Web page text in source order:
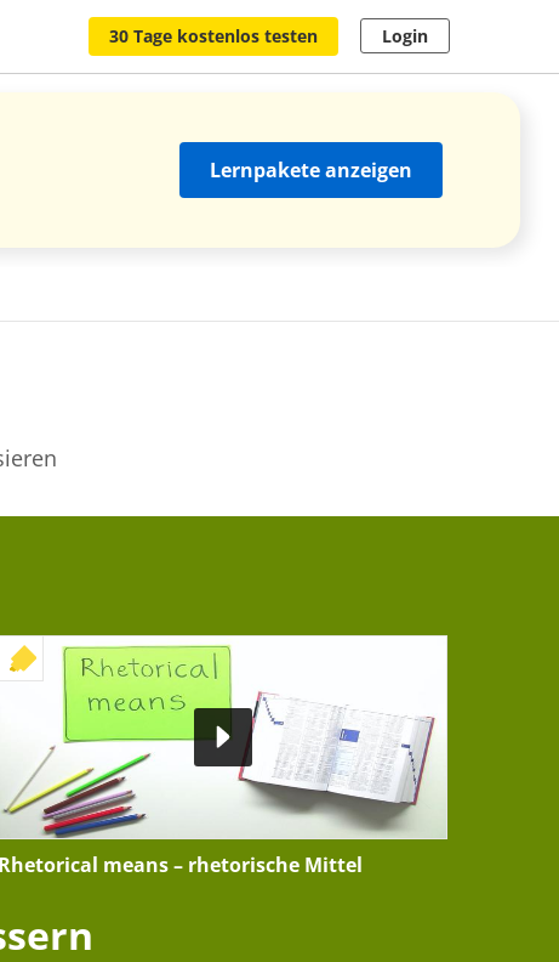
30 Tage kostenlos testen Login
Lernpakete anzeigen
+ INTERAKTIVE ÜBUNG
Rhetorical means – rhetorische Mittel